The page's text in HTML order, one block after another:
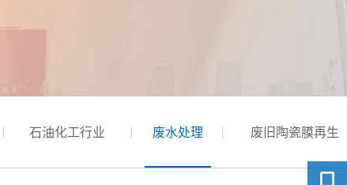
石油化工行业 废水处理 废旧陶瓷膜再生